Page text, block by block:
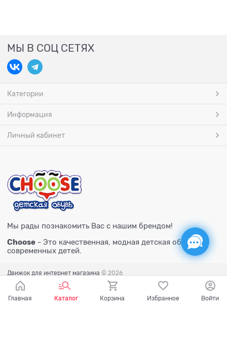
МЫ В СОЦ СЕТЯХ
Категории
Информация
Личный кабинет
Мы рады познакомить Вас с нашим брендом!
Choose - Это качественная, модная детская обувь для
современных детей.
Движок для интернет магазина © 2026
Главная Каталог Корзина Избранное Войти